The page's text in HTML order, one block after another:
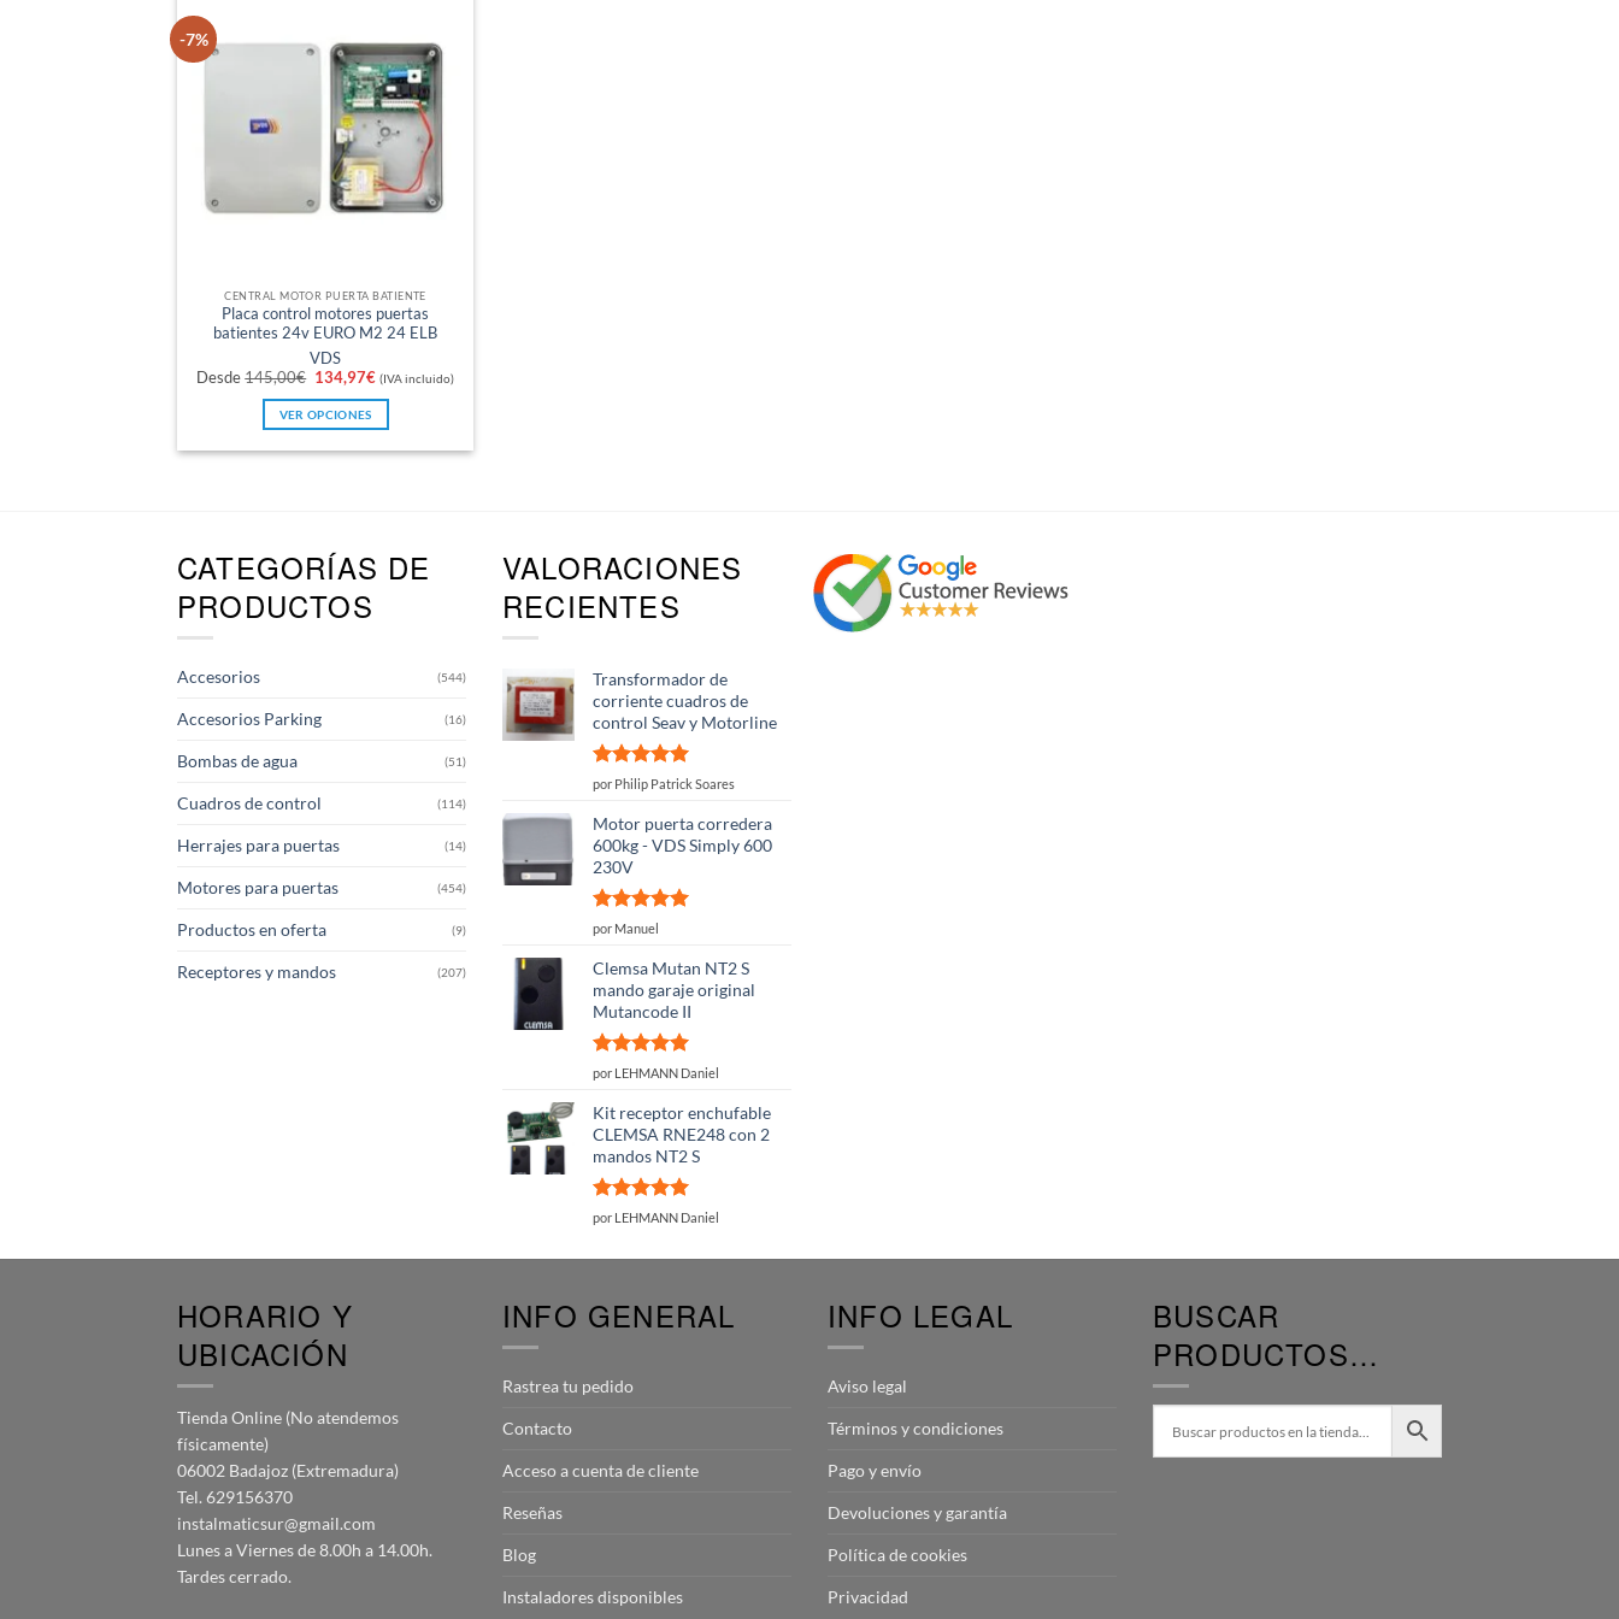
-7%
CENTRAL MOTOR PUERTA BATIENTE
Placa control motores puertas
batientes 24v EURO M2 24 ELB
VDS
Desde 145,00€ El
precio
original
era:
145,00€.
134,97€El
precio
actual
134,97€.
(IVA incluido)
VER OPCIONES
Las
opciones
se
CATEGORÍAS DE
PRODUCTOS
Accesorios (544)
Accesorios Parking (16)
Bombas de agua (51)
Cuadros de control (114)
Herrajes para puertas (14)
Motores para puertas (454)
Productos en oferta (9)
Receptores y mandos (207)
VALORACIONES
RECIENTES
Transformador de
corriente cuadros de
control Seav y Motorline
Valorado
por Philip Patrick Soares
Motor puerta corredera
600kg - VDS Simply 600
230V
Valorado
por Manuel
Clemsa Mutan NT2 S
mando garaje original
Mutancode II
Valorado
por LEHMANN Daniel
Kit receptor enchufable
CLEMSA RNE248 con 2
mandos NT2 S
Valorado
por LEHMANN Daniel
HORARIO Y
UBICACIÓN
Tienda Online (No atendemos
físicamente)
06002 Badajoz (Extremadura)
Tel. 629156370
instalmaticsur@gmail.com
Lunes a Viernes de 8.00h a 14.00h.
Tardes cerrado.
INFO GENERAL
Rastrea tu pedido
Contacto
Acceso a cuenta de cliente
Reseñas
Blog
Instaladores disponibles
INFO LEGAL
Aviso legal
Términos y condiciones
Pago y envío
Devoluciones y garantía
Política de cookies
Privacidad
BUSCAR
PRODUCTOS…